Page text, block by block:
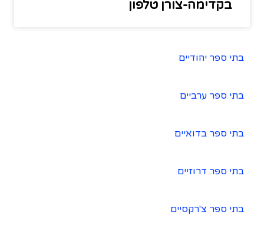
בקדימה-צורן טלפון
בתי ספר יהודיים
בתי ספר ערביים
בתי ספר בדואיים
בתי ספר דרוזיים
בתי ספר צ'רקסיים